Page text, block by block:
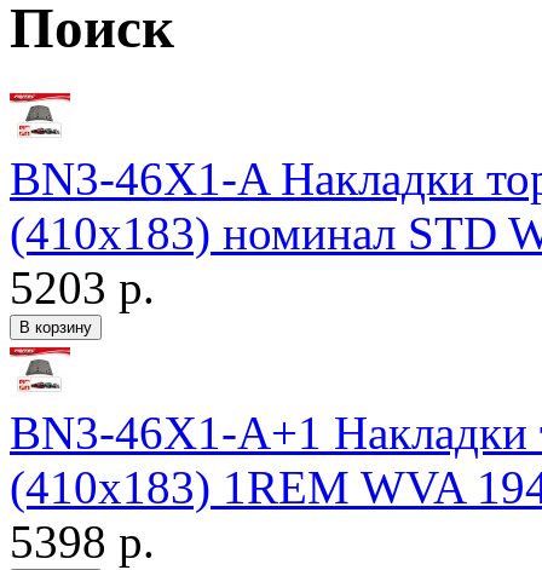
Поиск
BN3-46X1-A Накладки
(410х183) номинал STD
5203 р.
BN3-46X1-A+1
(410х183) 1REM WVA
5398 р.